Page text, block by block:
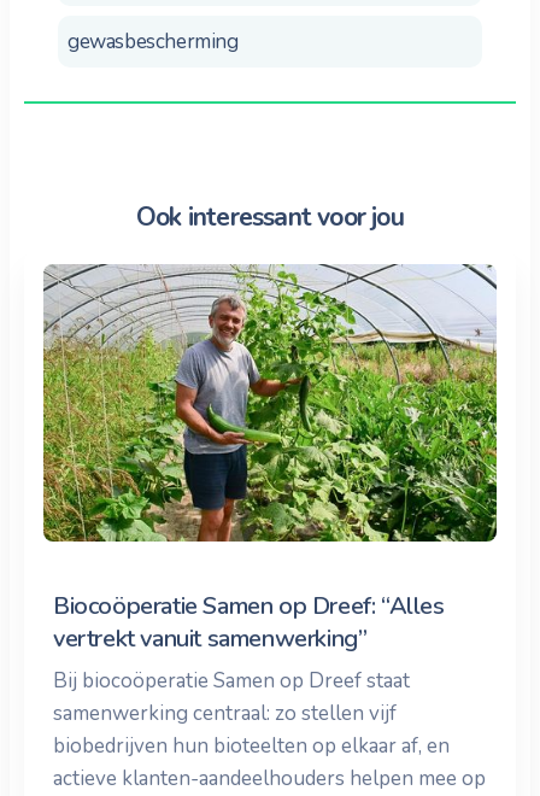
gewasbescherming
Ook interessant voor jou
Biocoöperatie Samen op Dreef: “Alles
vertrekt vanuit samenwerking”
Bij biocoöperatie Samen op Dreef staat
samenwerking centraal: zo stellen vijf
biobedrijven hun bioteelten op elkaar af, en
actieve klanten-aandeelhouders helpen mee op